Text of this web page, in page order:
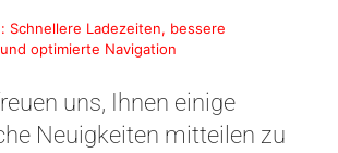
Schnellere Ladezeiten, bessere
optimierte Navigation
uns, Ihnen einige
Neuigkeiten mitteilen zu